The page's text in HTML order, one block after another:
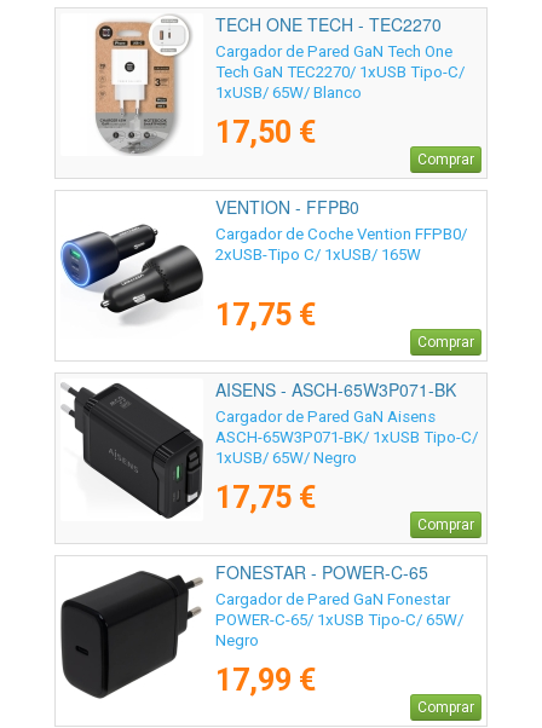
TECH ONE TECH - TEC2270
Cargador de Pared GaN Tech One
Tech GaN TEC2270/ 1xUSB Tipo-C/
1xUSB/ 65W/ Blanco
17,50 €
Comprar
VENTION - FFPB0
Cargador de Coche Vention FFPB0/
2xUSB-Tipo C/ 1xUSB/ 165W
17,75 €
Comprar
AISENS - ASCH-65W3P071-BK
Cargador de Pared GaN Aisens
ASCH-65W3P071-BK/ 1xUSB Tipo-C/
1xUSB/ 65W/ Negro
17,75 €
Comprar
FONESTAR - POWER-C-65
Cargador de Pared GaN Fonestar
POWER-C-65/ 1xUSB Tipo-C/ 65W/
Negro
17,99 €
Comprar